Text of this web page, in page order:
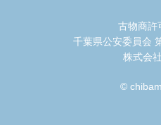
古物商許
千葉県公安委員会
株式会
©